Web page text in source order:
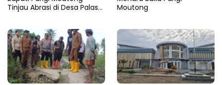
Tinjau Abrasi di Desa Palasa
Moutong